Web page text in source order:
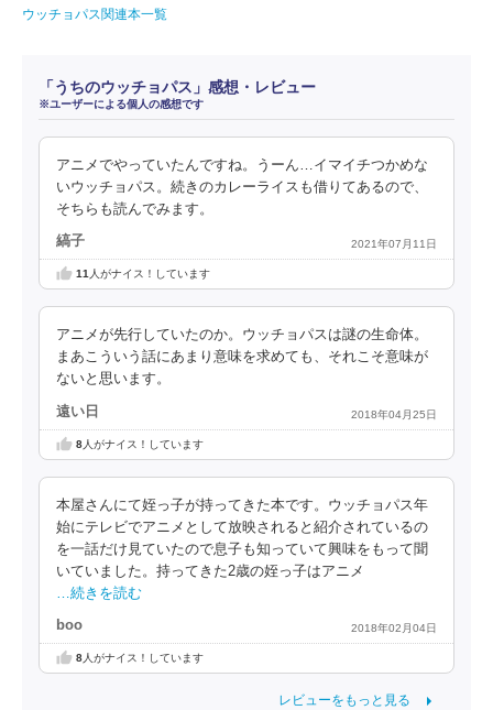
ウッチョパス関連本一覧
「うちのウッチョパス」感想・レビュー
※ユーザーによる個人の感想です
アニメでやっていたんですね。うーん…イマイチつかめな
いウッチョパス。続きのカレーライスも借りてあるので、
そちらも読んでみます。
縞子 2021年07月11日
11 人がナイス！しています
アニメが先行していたのか。ウッチョパスは謎の生命体。
まあこういう話にあまり意味を求めても、それこそ意味が
ないと思います。
遠い日 2018年04月25日
8人がナイス！しています
本屋さんにて姪っ子が持ってきた本です。ウッチョパス年
始にテレビでアニメとして放映されると紹介されているの
を一話だけ見ていたので息子も知っていて興味をもって聞
いていました。持ってきた2歳の姪っ子はアニメ
…続きを読む
boo 2018年02月04日
8人がナイス！しています
レビューをもっと見る